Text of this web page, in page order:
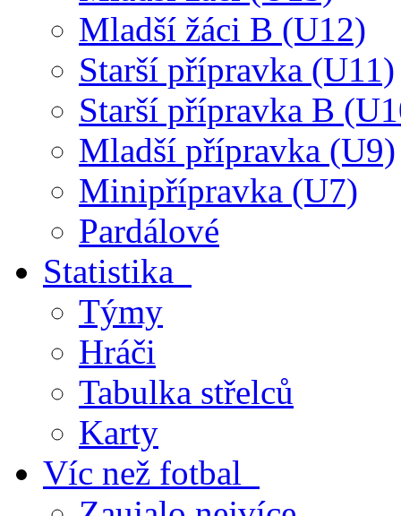
Mladší žáci B (U12)
Starší přípravka (U11)
Starší přípravka B
Mladší přípravka (U9)
Minipřípravka (U7)
Pardálové
Statistika
Týmy
Hráči
Tabulka střelců
Karty
Víc než fotbal